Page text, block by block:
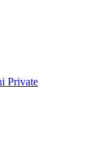
Private